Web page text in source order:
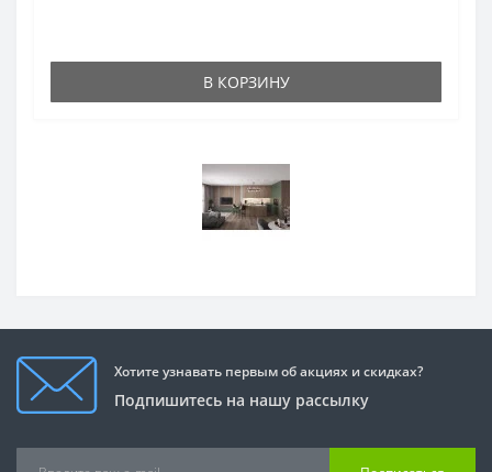
В КОРЗИНУ
Хотите узнавать первым об акциях и скидках?
Подпишитесь на нашу рассылку